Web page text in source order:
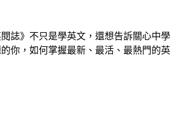
閱誌》不只是學英文，還想告訴關心中學
你，如何掌握最新、最活、最熱門的英